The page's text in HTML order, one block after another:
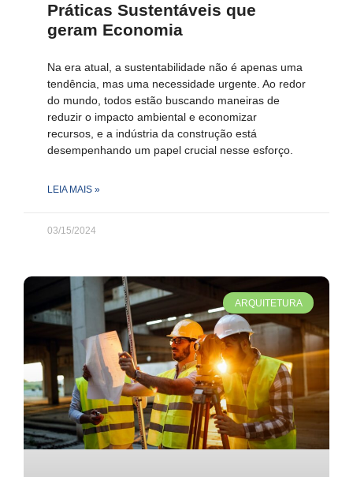
Práticas Sustentáveis que
geram Economia
Na era atual, a sustentabilidade não é apenas uma
tendência, mas uma necessidade urgente. Ao redor
do mundo, todos estão buscando maneiras de
reduzir o impacto ambiental e economizar
recursos, e a indústria da construção está
desempenhando um papel crucial nesse esforço.
LEIA MAIS »
03/15/2024
ARQUITETURA